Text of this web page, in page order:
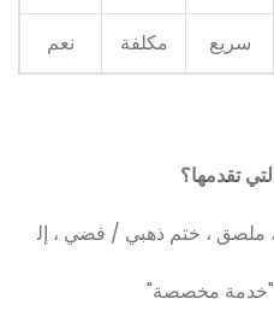
سريع مكلفة نعم
ملصق ، ختم ذهبي / فضي ، إل
"خدمة مخصصة"